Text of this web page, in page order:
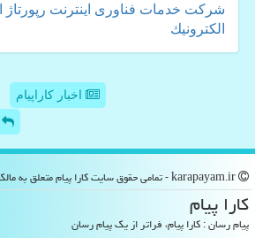
شركت خدمات فناوری اینترنت رپورتاژ
الكترونیك
اخبار کاراپیام
كارا پیام
پیام رسان : کارا پیام، فراتر از یک پیام رسان